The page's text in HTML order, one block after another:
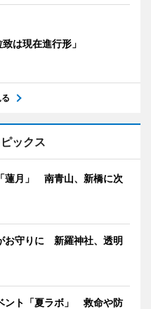
は現在進行形」
ックス
蓮月」 南青山、新橋に次
お守りに 新羅神社、透明
ント「夏ラボ」 救命や防